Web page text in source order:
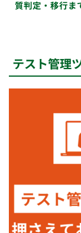
質判定・移行ま
テスト管理